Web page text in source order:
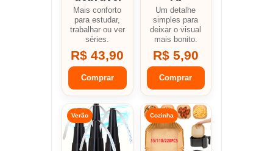
Mais conforto
para estudar,
trabalhar ou ver
séries.
R$ 43,90
Comprar
Um detalhe
simples para
deixar o visual
mais bonito.
R$ 5,90
Comprar
Verão Cozinha